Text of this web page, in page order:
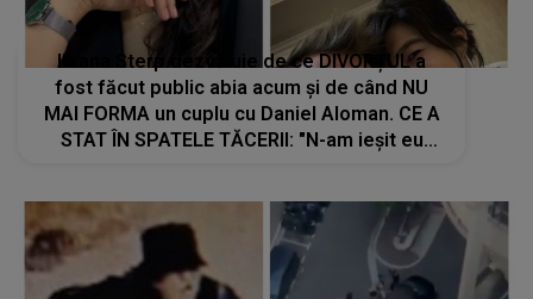
Ileana Sterp dezvăluie de ce DIVORȚUL a
fost făcut public abia acum și de când NU
MAI FORMA un cuplu cu Daniel Aloman. CE A
STAT ÎN SPATELE TĂCERII: "N-am ieșit eu